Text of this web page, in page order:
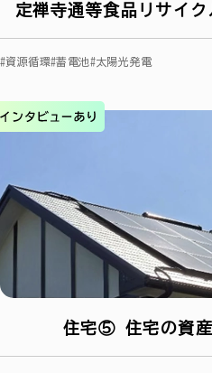
定禅寺通等食品リサイ
#資源循環#蓄電池#太陽光発電
住宅⑤ 住宅の資